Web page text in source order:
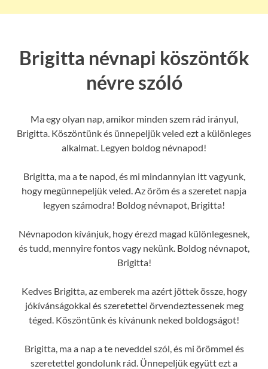
Brigitta névnapi köszöntők
névre szóló
Ma egy olyan nap, amikor minden szem rád irányul,
Brigitta. Köszöntünk és ünnepeljük veled ezt a különleges
alkalmat. Legyen boldog névnapod!
Brigitta, ma a te napod, és mi mindannyian itt vagyunk,
hogy megünnepeljük veled. Az öröm és a szeretet napja
legyen számodra! Boldog névnapot, Brigitta!
Névnapodon kívánjuk, hogy érezd magad különlegesnek,
és tudd, mennyire fontos vagy nekünk. Boldog névnapot,
Brigitta!
Kedves Brigitta, az emberek ma azért jöttek össze, hogy
jókívánságokkal és szeretettel örvendeztessenek meg
téged. Köszöntünk és kívánunk neked boldogságot!
Brigitta, ma a nap a te neveddel szól, és mi örömmel és
szeretettel gondolunk rád. Ünnepeljük együtt ezt a